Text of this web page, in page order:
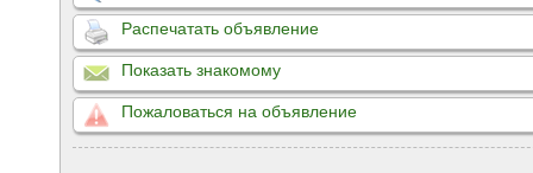
Распечатать объявление
Показать знакомому
Пожаловаться на объявление